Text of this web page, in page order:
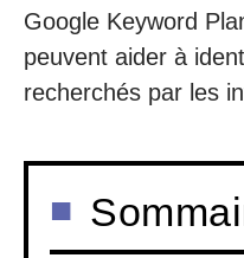
Google Keyword
peuvent aider à
recherchés par les